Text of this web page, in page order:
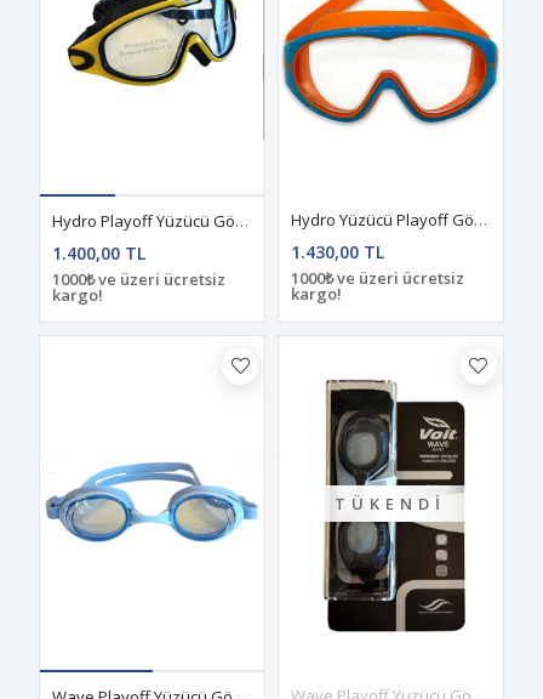
Hydro Playoff Yüzücü Gözlüğü Sarı-Siyah
1.400,00 TL
1000₺ ve üzeri ücretsiz
kargo!
Hydro Yüzücü Playoff Gözlüğü/Mavi-Turuncu Junıor
1.430,00 TL
1000₺ ve üzeri ücretsiz
kargo!
TÜKENDI